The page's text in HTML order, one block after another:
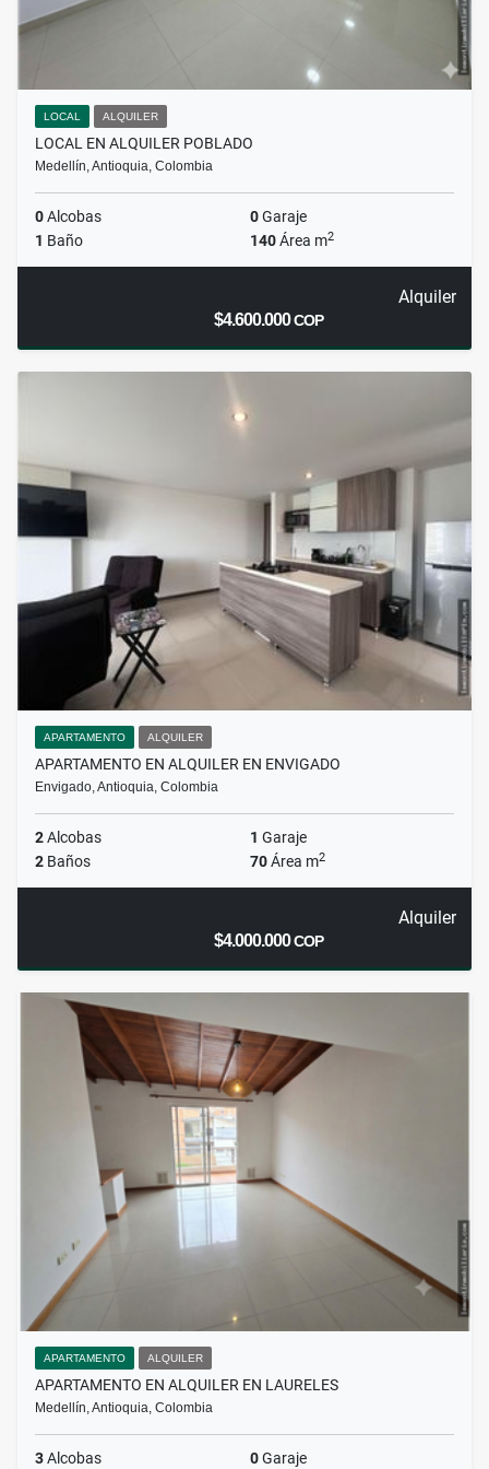
LOCAL ALQUILER
LOCAL EN ALQUILER POBLADO
Medellín, Antioquia, Colombia
0Alcobas 0Garaje
1 Baño 140Área m2
Alquiler
$4.600.000COP
APARTAMENTO ALQUILER
APARTAMENTO EN ALQUILER EN ENVIGADO
Envigado, Antioquia, Colombia
2Alcobas 1 Garaje
2 Baños 70Área m2
Alquiler
$4.000.000COP
APARTAMENTO ALQUILER
APARTAMENTO EN ALQUILER EN LAURELES
Medellín, Antioquia, Colombia
3Alcobas 0Garaje